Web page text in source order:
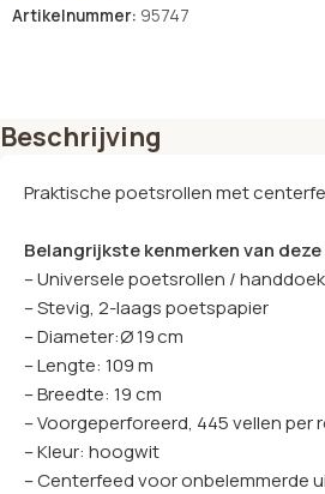
Artikelnummer: 95747
Beschrijving
Praktische poetsrollen met
Belangrijkste kenmerken van
– Universele poetsrollen /
– Stevig, 2-laags poetspapier
– Diameter:Ø 19 cm
– Lengte: 109 m
– Breedte: 19 cm
– Voorgeperforeerd, 445 vellen per
– Kleur: hoogwit
– Centerfeed voor onbelemmerde